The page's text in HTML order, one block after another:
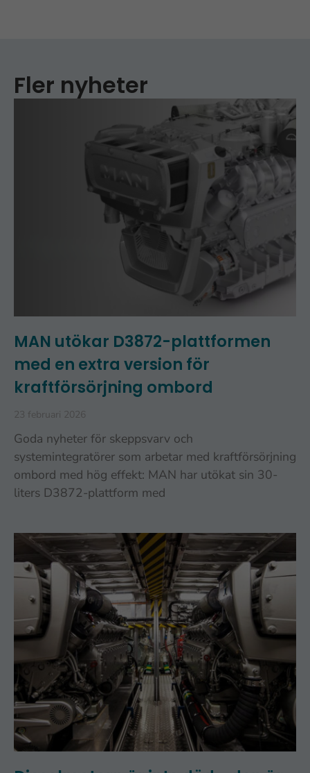
Fler nyheter
MAN utökar D3872-plattformen
med en extra version för
kraftförsörjning ombord
23 februari 2026
Goda nyheter för skeppsvarv och
systemintegratörer som arbetar med kraftförsörjning
ombord med hög effekt: MAN har utökat sin 30-
liters D3872-plattform med